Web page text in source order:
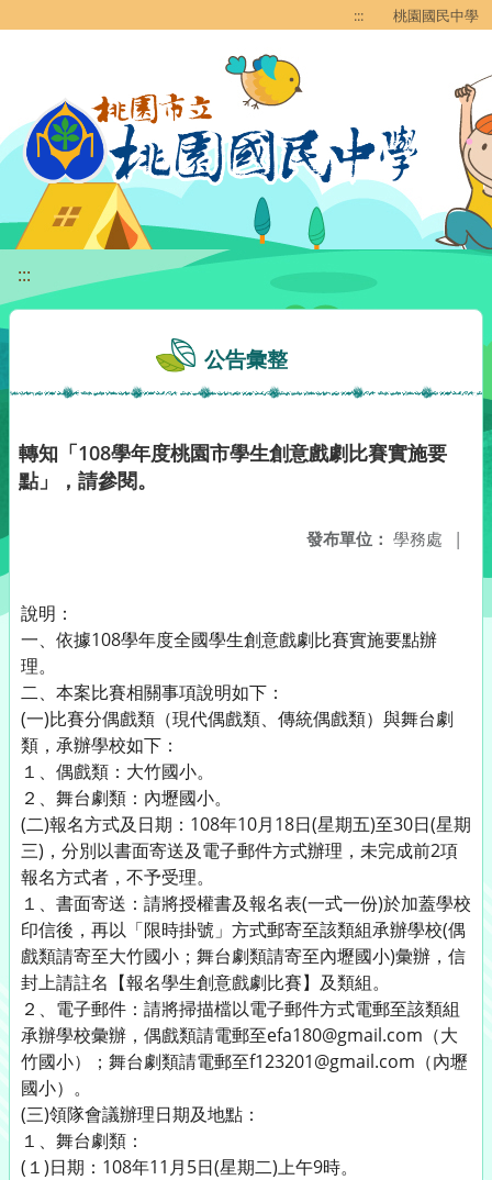
::: 桃園國民中學
:::
公告彙整
轉知「108學年度桃園市學生創意戲劇比賽實施要
點」，請參閱。
發布單位： 學務處 |
說明：
一、依據108學年度全國學生創意戲劇比賽實施要點辦
理。
二、本案比賽相關事項說明如下：
(一)比賽分偶戲類（現代偶戲類、傳統偶戲類）與舞台劇
類，承辦學校如下：
１、偶戲類：大竹國小。
２、舞台劇類：內壢國小。
(二)報名方式及日期：108年10月18日(星期五)至30日(星期
三)，分別以書面寄送及電子郵件方式辦理，未完成前2項
報名方式者，不予受理。
１、書面寄送：請將授權書及報名表(一式一份)於加蓋學校
印信後，再以「限時掛號」方式郵寄至該類組承辦學校(偶
戲類請寄至大竹國小；舞台劇類請寄至內壢國小)彙辦，信
封上請註名【報名學生創意戲劇比賽】及類組。
２、電子郵件：請將掃描檔以電子郵件方式電郵至該類組
承辦學校彙辦，偶戲類請電郵至efa180@gmail.com（大
竹國小）；舞台劇類請電郵至f123201@gmail.com（內壢
國小）。
(三)領隊會議辦理日期及地點：
１、舞台劇類：
(１)日期：108年11月5日(星期二)上午9時。